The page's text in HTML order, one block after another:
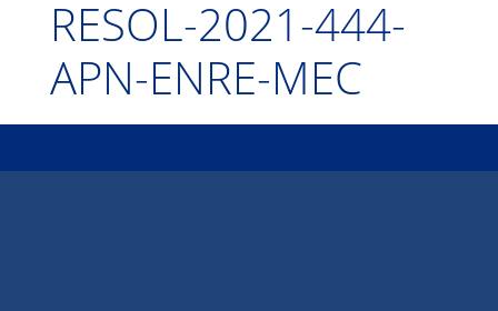
RESOL-2021-444-
APN-ENRE-MEC